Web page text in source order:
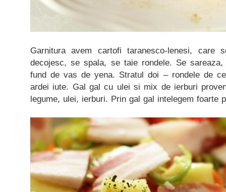
Garnitura avem cartofi taranesco-lenesi,
decojesc, se spala, se taie rondele. Se
fund de vas de yena. Stratul doi – rondele de
ardei iute. Gal gal cu ulei si mix de ierburi
legume, ulei, ierburi. Prin gal gal intelegem foarte